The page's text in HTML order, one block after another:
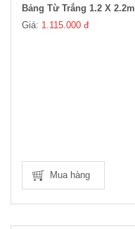
Bảng Từ Trắng 1.2 X 2.2m
Giá: 1.115.000 đ
Mua hàng